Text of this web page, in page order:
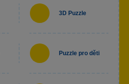
3D Puzzle
Puzzle pro děti